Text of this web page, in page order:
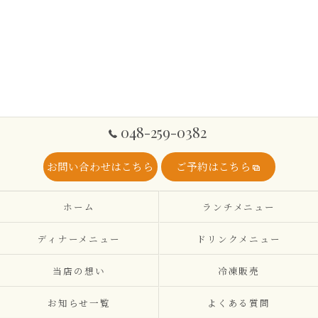
048-259-0382
お問い合わせはこちら ご予約はこちら
ホーム ランチメニュー
ディナーメニュー ドリンクメニュー
当店の想い 冷凍販売
お知らせ一覧 よくある質問